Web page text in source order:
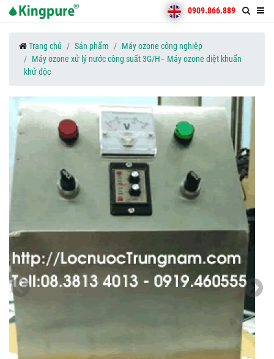
0909.866.889
Trang chủ Sản phẩm
Máy ozone công nghiệp
Máy ozone xử lý nước công suất 3G/H– Máy ozone diệt khuẩn
khử độc